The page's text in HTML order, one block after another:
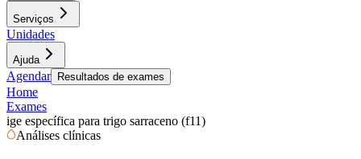
Serviços
Unidades
Ajuda
Agendar Resultados de exames
Home
Exames
ige específica para trigo sarraceno (f11)
Análises clínicas